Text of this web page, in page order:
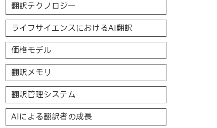
翻訳テクノロジー
ライフサイエンスにおけるAI翻訳
価格モデル
翻訳メモリ
翻訳管理システム
AIによる翻訳者の成長